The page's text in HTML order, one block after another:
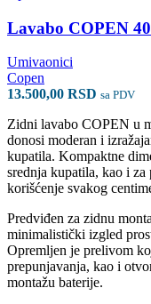
Lavabo COPEN
Umivaonici
Copen
13.500,00 RSD sa PDV
Zidni lavabo COPEN u
donosi moderan i
kupatila. Kompaktne
srednja kupatila, kao i za
korišćenje svakog
Predviđen za zidnu
minimalistički izgled
Opremljen je prelivom
prepunjavanja, kao i
montažu baterije.